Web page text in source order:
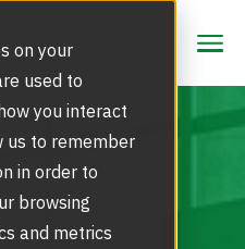
on your
used to
you interact
us to remember
in order to
browsing
and metrics
CONTACT
CONTACT
voor specifieke markten
2025